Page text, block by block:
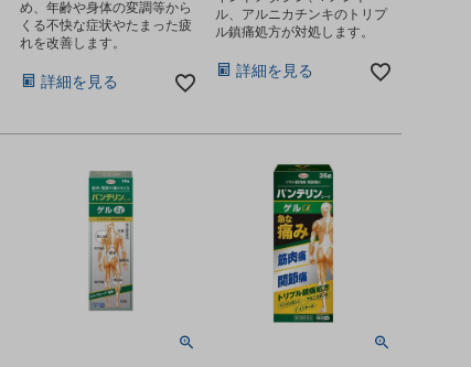
め、年齢や身体の変調等から
くる不快な症状やたまった疲
れを改善します。
詳細を見る
ル、アルニカチンキのトリプ
ル鎮痛処方が対処します。
詳細を見る